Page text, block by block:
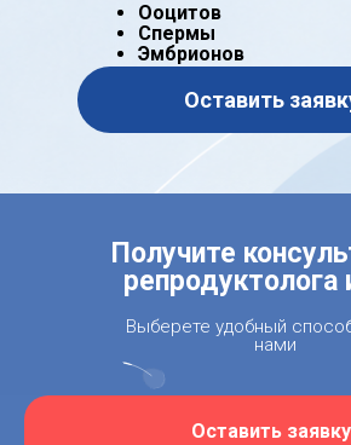
Оставить
Ооцитов
Спермы
Эмбрионов
Получите
репродуктолога
Выберете удобный
нами
Оставить заявку